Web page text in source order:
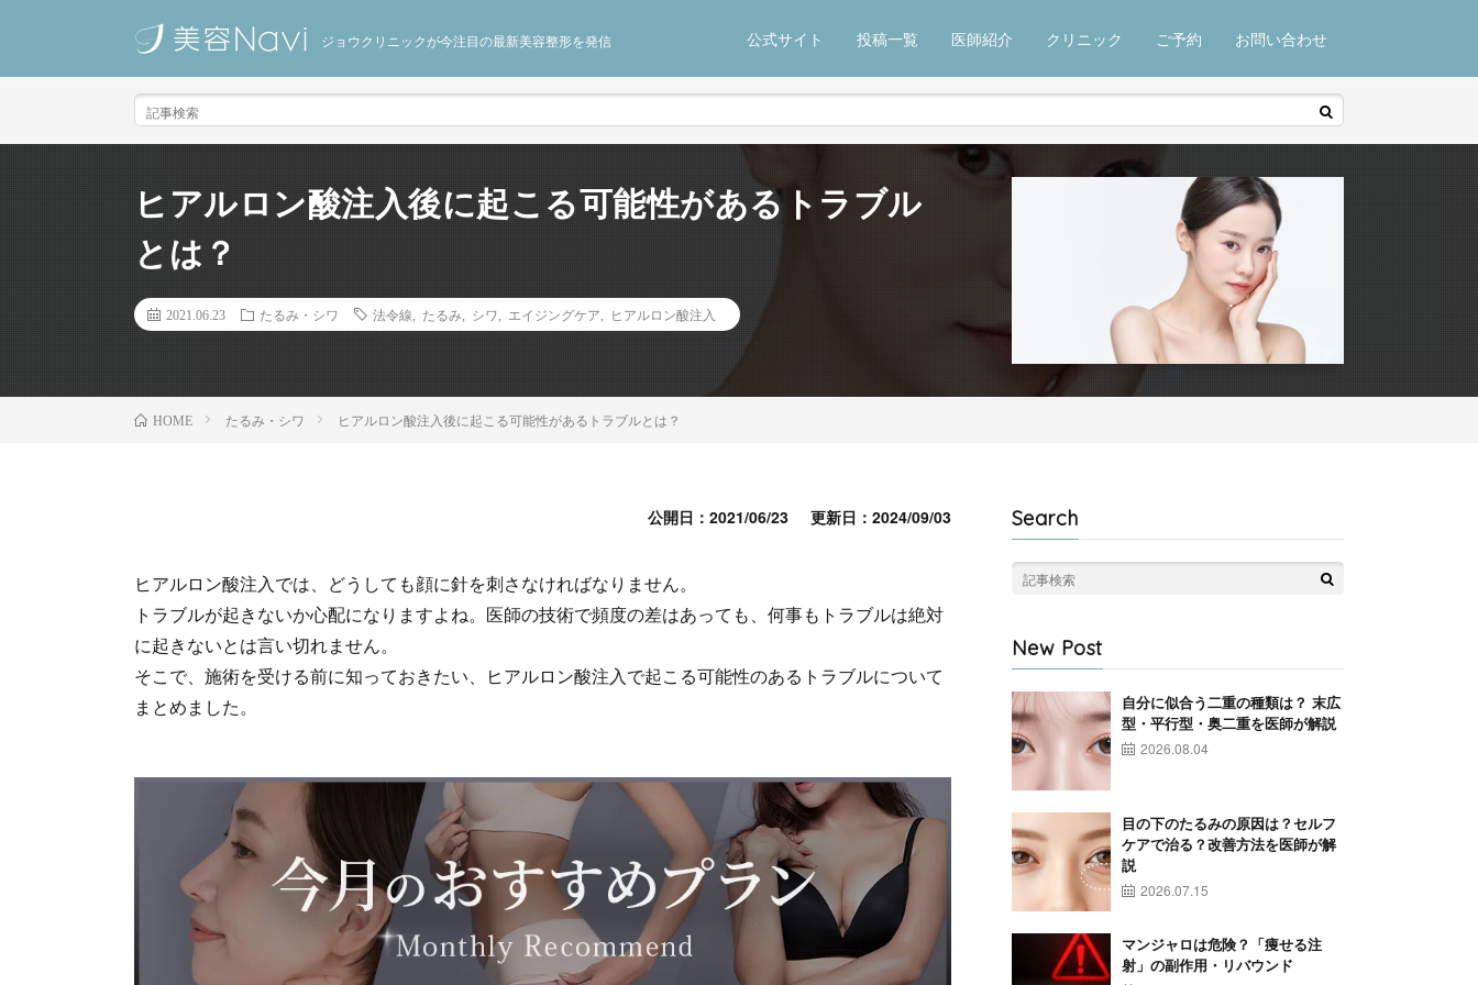
ジョウクリニックが今注目の最新美容整形を発信 公式サイト 投稿一覧 医師紹介 クリニック ご予約 お問い合わせ
ヒアルロン酸注入後に起こる可能性があるトラブル
とは？
2021.06.23 たるみ・シワ 法令線 たるみ シワ エイジングケア ヒアルロン酸注入
HOME たるみ・シワ ヒアルロン酸注入後に起こる可能性があるトラブルとは？
公開日：2021/06/23 更新日：2024/09/03
ヒアルロン酸注入では、どうしても顔に針を刺さなければなりません。
トラブルが起きないか心配になりますよね。医師の技術で頻度の差はあっても、何事もトラブルは絶対
に起きないとは言い切れません。
そこで、施術を受ける前に知っておきたい、ヒアルロン酸注入で起こる可能性のあるトラブルについて
まとめました。
Search
New Post
自分に似合う二重の種類は？ 末広
型・平行型・奥二重を医師が解説
2026.08.04
目の下のたるみの原因は？セルフ
ケアで治る？改善方法を医師が解
説
2026.07.15
マンジャロは危険？「痩せる注
射」の副作用・リバウンド